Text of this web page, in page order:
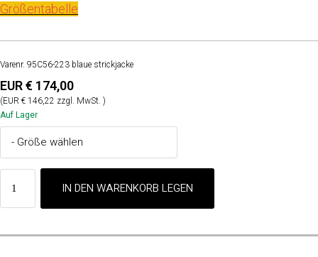
Größentabelle
Varenr. 95C56-223 blaue strickjacke
EUR € 174,00
(EUR € 146,22 zzgl. MwSt. )
Auf Lager